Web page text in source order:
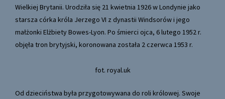
Wielkiej Brytanii. Urodziła się 21 kwietnia 1926 w Londynie jako
starsza córka króla Jerzego VI z dynastii Windsorów i jego
małżonki Elżbiety Bowes-Lyon. Po śmierci ojca, 6 lutego 1952 r.
objęła tron brytyjski, koronowana została 2 czerwca 1953 r.
fot. royal.uk
Od dzieciństwa była przygotowywana do roli królowej. Swoje